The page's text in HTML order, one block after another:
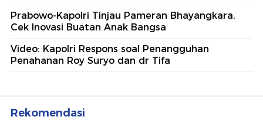
Prabowo-Kapolri Tinjau Pameran Bhayangkara,
Cek Inovasi Buatan Anak Bangsa
Video: Kapolri Respons soal Penangguhan
Penahanan Roy Suryo dan dr Tifa
Rekomendasi